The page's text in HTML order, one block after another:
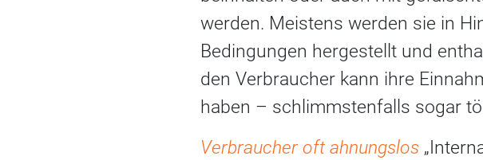
werden. Meistens werden sie in
Bedingungen hergestellt und
den Verbraucher kann ihre
haben – schlimmstenfalls sogar
Verbraucher oft ahnungslos